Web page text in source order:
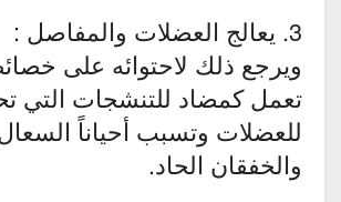
3. يعالج العضلات والمفاصل :
ويرجع ذلك لاحتوائه على
تعمل كمضاد للتنشجات التي
للعضلات وتسبب أحياناً
والخفقان الحاد.